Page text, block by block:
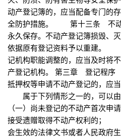
动产登记簿的，应当配备专门的
全防护措施。 第十三条 不动
永久保存。不动产登记簿损毁、
依据原有登记资料予以重建。
记机构职能调整的，应当及时将
产登记机构。 第三章 登记程
抵押权等申请不动产登记的，应
属于下列情形之一的，可以
（一）尚未登记的不动产首次
接受遗赠取得不动产权利的；
会生效的法律文书或者人民政府